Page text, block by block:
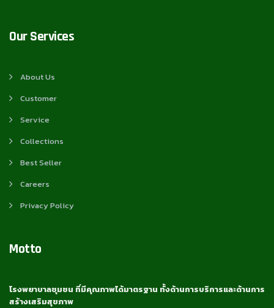
Our Services
About Us
Customer
Service
Collections
Best Seller
Careers
Privacy Policy
Motto
โรงพยาบาลชุมชน ที่มีคุณภาพได้มาตรฐาน ทั้งด้านการบริการและด้านการ
สร้างเสริมสุขภาพ